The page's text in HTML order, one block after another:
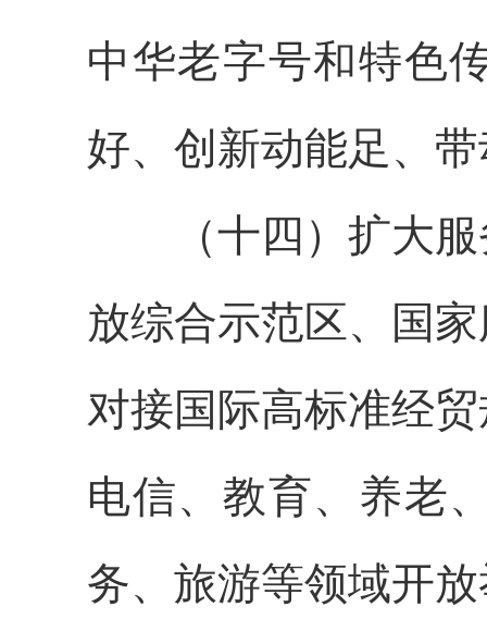
中华老字号和特色
好、创新动能足、
（十四）扩大服
放综合示范区、国
对接国际高标准经
电信、教育、养老
务、旅游等领域开